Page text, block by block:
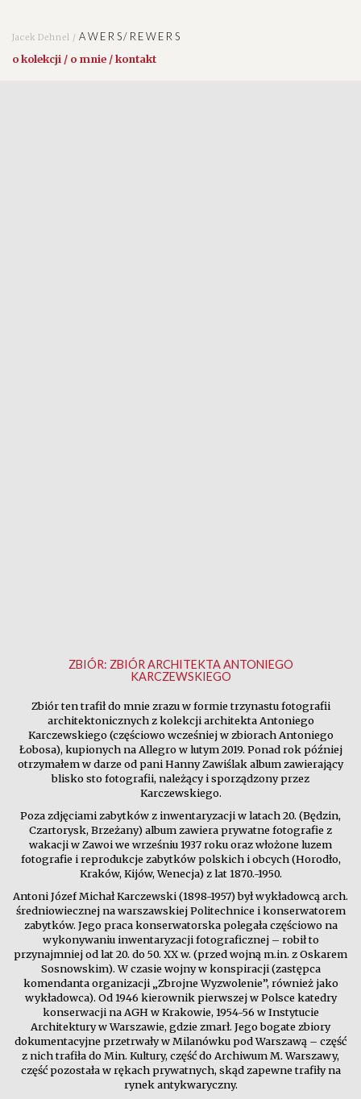
Jacek Dehnel /AWERS/REWERS
o kolekcji / o mnie / kontakt
ZBIÓR: ZBIÓR ARCHITEKTA ANTONIEGO
KARCZEWSKIEGO
Zbiór ten trafił do mnie zrazu w formie trzynastu fotografii
architektonicznych z kolekcji architekta Antoniego
Karczewskiego (częściowo wcześniej w zbiorach Antoniego
Łobosa), kupionych na Allegro w lutym 2019. Ponad rok później
otrzymałem w darze od pani Hanny Zawiślak album zawierający
blisko sto fotografii, należący i sporządzony przez
Karczewskiego.
Poza zdjęciami zabytków z inwentaryzacji w latach 20. (Będzin,
Czartorysk, Brzeżany) album zawiera prywatne fotografie z
wakacji w Zawoi we wrześniu 1937 roku oraz włożone luzem
fotografie i reprodukcje zabytków polskich i obcych (Horodło,
Kraków, Kijów, Wenecja) z lat 1870.-1950.
Antoni Józef Michał Karczewski (1898-1957) był wykładowcą arch.
średniowiecznej na warszawskiej Politechnice i konserwatorem
zabytków. Jego praca konserwatorska polegała częściowo na
wykonywaniu inwentaryzacji fotograficznej – robił to
przynajmniej od lat 20. do 50. XX w. (przed wojną m.in. z Oskarem
Sosnowskim). W czasie wojny w konspiracji (zastępca
komendanta organizacji „Zbrojne Wyzwolenie”, również jako
wykładowca). Od 1946 kierownik pierwszej w Polsce katedry
konserwacji na AGH w Krakowie, 1954-56 w Instytucie
Architektury w Warszawie, gdzie zmarł. Jego bogate zbiory
dokumentacyjne przetrwały w Milanówku pod Warszawą – część
z nich trafiła do Min. Kultury, część do Archiwum M. Warszawy,
część pozostała w rękach prywatnych, skąd zapewne trafiły na
rynek antykwaryczny.